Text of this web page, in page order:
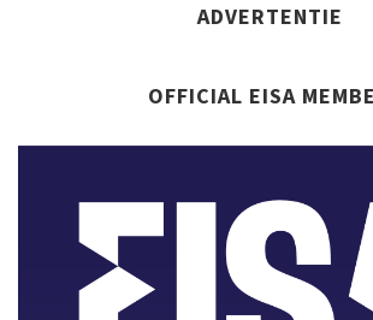
ADVERTENTIE
OFFICIAL EISA